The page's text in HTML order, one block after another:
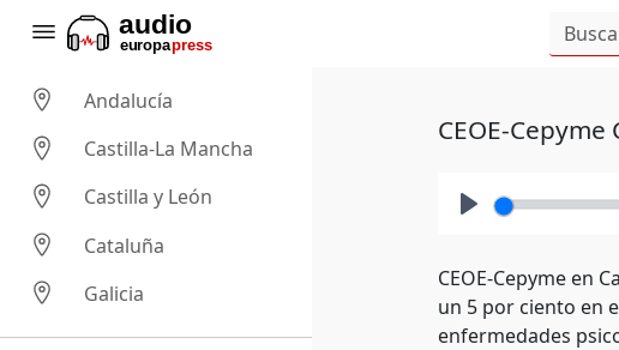
Andalucía
Castilla-La Mancha
Castilla y León
Cataluña
Galicia
CEOE-
CEOE-Cepyme en
un 5 por ciento en
enfermedades